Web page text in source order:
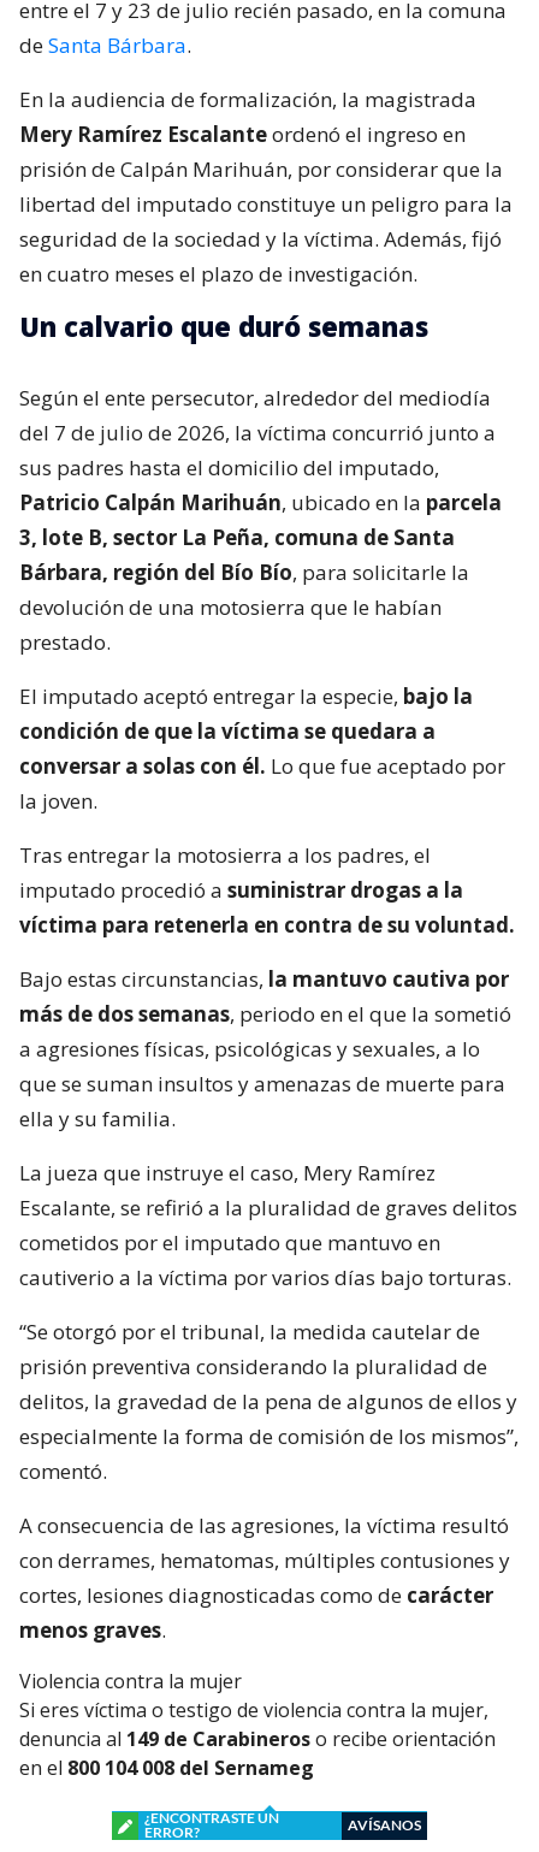
entre el 7 y 23 de julio recién pasado, en la comuna
deSanta Bárbara.
En la audiencia de formalización, la magistrada
Mery Ramírez Escalanteordenó el ingreso en
prisión de Calpán Marihuán, por considerar que la
libertad del imputado constituye un peligro para la
seguridad de la sociedad y la víctima. Además, fijó
en cuatro meses el plazo de investigación.
Un calvario que duró semanas
Según el ente persecutor, alrededor del mediodía
del 7 de julio de 2026, la víctima concurrió junto a
sus padres hasta el domicilio del imputado,
Patricio Calpán Marihuán, ubicado en la parcela
3, lote B, sector La Peña, comuna de Santa
Bárbara, región del Bío Bío, para solicitarle la
devolución de una motosierra que le habían
prestado.
El imputado aceptó entregar la especie, bajo la
condición de que la víctima se quedara a
conversar a solas con él. Lo que fue aceptado por
la joven.
Tras entregar la motosierra a los padres, el
imputado procedió a suministrar drogas a la
víctima para retenerla en contra de su voluntad.
Bajo estas circunstancias, la mantuvo cautiva por
más de dos semanas, periodo en el que la sometió
a agresiones físicas, psicológicas y sexuales, a lo
que se suman insultos y amenazas de muerte para
ella y su familia.
La jueza que instruye el caso, Mery Ramírez
Escalante, se refirió a la pluralidad de graves delitos
cometidos por el imputado que mantuvo en
cautiverio a la víctima por varios días bajo torturas.
“Se otorgó por el tribunal, la medida cautelar de
prisión preventiva considerando la pluralidad de
delitos, la gravedad de la pena de algunos de ellos y
especialmente la forma de comisión de los mismos”,
comentó.
A consecuencia de las agresiones, la víctima resultó
con derrames, hematomas, múltiples contusiones y
cortes, lesiones diagnosticadas como de carácter
menos graves.
Violencia contra la mujer
Si eres víctima o testigo de violencia contra la mujer,
denuncia al 149 de Carabineroso recibe orientación
en el 800 104 008 del Sernameg
¿ENCONTRASTE UN
ERROR?
AVÍSANOS